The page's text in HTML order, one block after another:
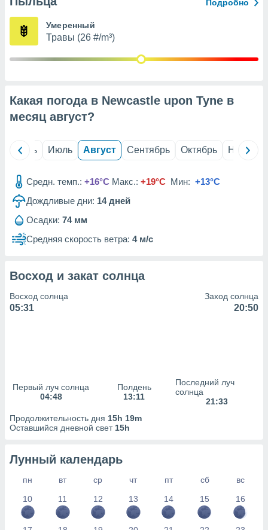
из
рекламы
сведения
Подробно
Умеренный
Травы (26 #/m³)
Какая погода в Newcastle upon Tyne в
месяц август?
Июнь Июль Август Сентябрь Октябрь Ноябрь
Средн. темп.: +16°C Макс.: +19°C Мин: +13°C
Дождливые дни: 14дней
Осадки: 74 мм
Средняя скорость ветра: 4 м/с
Восход и закат солнца
Восход солнца
05:31
Заход солнца
20:50
Первый луч солнца
04:48
Полдень
13:11
Последний луч
солнца
21:33
Продолжительность дня 15h 19m
Оставшийся дневной свет 15h
Лунный календарь
пн вт ср чт пт сб
вс
10
11 12 13 14 15 16